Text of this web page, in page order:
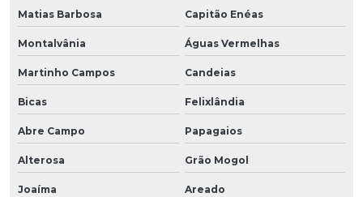
Matias Barbosa Capitão Enéas
Montalvânia Águas Vermelhas
Martinho Campos Candeias
Bicas Felixlândia
Abre Campo Papagaios
Alterosa Grão Mogol
Joaíma Areado